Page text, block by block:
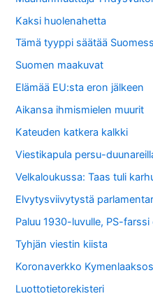
Kaksi huolenahetta
Tämä tyyppi säätää
Suomen maakuvat
Elämää EU:sta eron jälkeen
Aikansa ihmismielen muurit
Kateuden katkera kalkki
Viestikapula persu-
Velkaloukussa: Taas tuli
Elvytysviivytystä
Paluu 1930-luvulle, PS-
Tyhjän viestin kiista
Koronaverkko
Luottotietorekisteri